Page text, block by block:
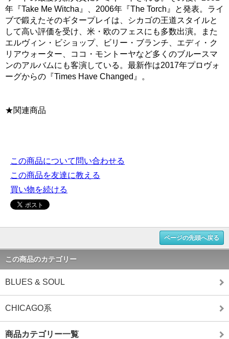
年『Take Me Witcha』、2006年『The Torch』と発表。ライ
ブで鍛えたそのギタープレイは、シカゴの王道スタイルと
して高い評価を受け、米・欧のフェスにも多数出演。また
エルヴィン・ビショップ、ビリー・ブランチ、エディ・ク
リアウォーター、ココ・モントーヤなど多くのブルースマ
ンのアルバムにも客演している。最新作は2017年プロヴォ
ーグからの『Times Have Changed』。
★関連商品
この商品について問い合わせる
この商品を友達に教える
買い物を続ける
ページの先頭へ戻る
この商品のカテゴリー
BLUES & SOUL
CHICAGO系
商品カテゴリー一覧